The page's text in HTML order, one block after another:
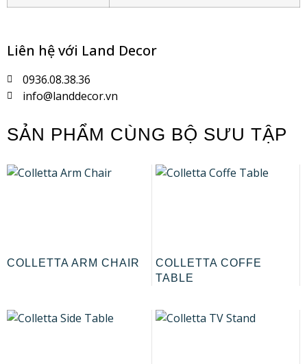
Liên hệ với Land Decor
0936.08.38.36
info@landdecor.vn
SẢN PHẨM CÙNG BỘ SƯU TẬP
COLLETTA ARM CHAIR
COLLETTA COFFE
TABLE